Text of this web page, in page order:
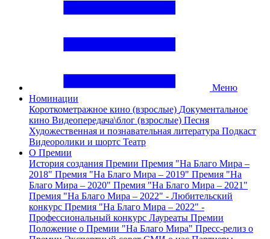
Меню
Номинации
Короткометражное кино (взрослые) Документальное
кино Видеопередача\блог (взрослые) Песня
Художественная и познавательная литература Подкаст
Видеоролики и шортс Театр
О Премии
История создания Премии Премия "На Благо Мира –
2018" Премия "На Благо Мира – 2019" Премия "На
Благо Мира – 2020" Премия "На Благо Мира – 2021"
Премия "На Благо Мира – 2022" - Любительский
конкурс Премия "На Благо Мира – 2022" -
Профессиональный конкурс Лауреаты Премии
Положение о Премии "На Благо Мира" Пресс-релиз о